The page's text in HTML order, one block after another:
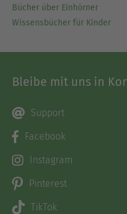
Bücher über Einhörner
Wissensbücher für Kinder
Bleibe mit uns in
Support
Facebook
Instagram
Pinterest
TikTok